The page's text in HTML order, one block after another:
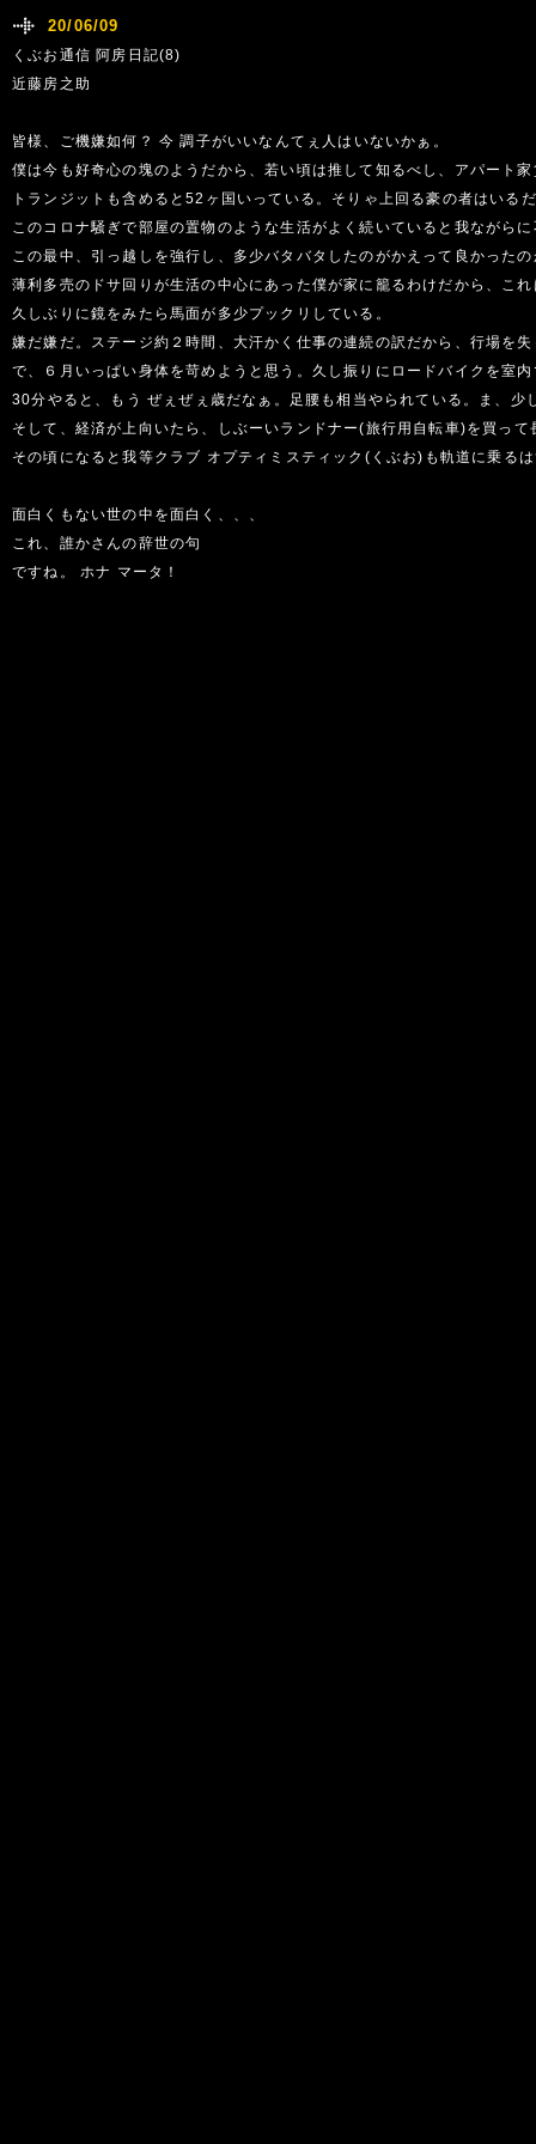
20/06/09
くぶお通信 阿房日記(8)
近藤房之助
皆様、ご機嫌如何？ 今 調子がいいなんてぇ人はいないかぁ。
僕は今も好奇心の塊のようだから、若い頃は推して知るべし、アパート
トランジットも含めると52ヶ国いっている。そりゃ上回る豪の者はいる
このコロナ騒ぎで部屋の置物のような生活がよく続いていると我ながら
この最中、引っ越しを強行し、多少バタバタしたのがかえって良かった
薄利多売のドサ回りが生活の中心にあった僕が家に籠るわけだから、こ
久しぶりに鏡をみたら馬面が多少プックリしている。
嫌だ嫌だ。ステージ約２時間、大汗かく仕事の連続の訳だから、行場を
で、６月いっぱい身体を苛めようと思う。久し振りにロードバイクを室
30分やると、もう ぜぇぜぇ歳だなぁ。足腰も相当やられている。ま、
そして、経済が上向いたら、しぶーいランドナー(旅行用自転車)を買っ
その頃になると我等クラブ オプティミスティック(くぶお)も軌道に乗る
面白くもない世の中を面白く、、、
これ、誰かさんの辞世の句
ですね。 ホナ マータ！